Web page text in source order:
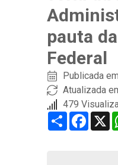
pauta
Federal
Publicada em
Atualizada
479
Share X